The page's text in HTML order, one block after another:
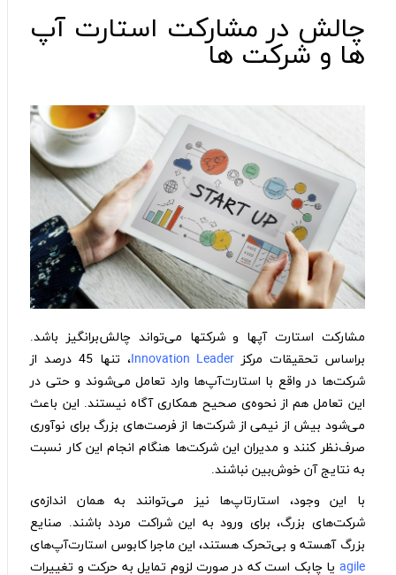
چالش در مشارکت استارت آپ
ها و شرکت ها
مشارکت استارت‌ آپها و شرکتها می‌تواند چالش‌‌برانگیز باشد.
براساس تحقیقات مرکز Innovation Leader
، تنها 45‌ درصد از
شرکت‌ها در واقع با استارت‌آپ‌ها وارد تعامل می‌شوند و حتی در
این تعامل هم از نحوه‌ی صحیح همکاری آگاه نیستند. این باعث
می‌شود بیش از نیمی از شرکت‌ها از فرصت‌های بزرگ برای نوآوری
صرف‌نظر کنند و مدیران این شرکت‌ها هنگام انجام این کار نسبت
به نتایج آن خوش‌بین نباشند.
با این وجود، استارتاپ‌ها نیز می‌توانند به همان اندازه‌ی
شرکت‌های بزرگ، برای ورود به این شراکت‌ مردد باشند. صنایع
بزرگ آهسته و بی‌تحرک هستند، این ماجرا کابوس استارت‌آپ‌های
agile یا چابک است که در صورت لزوم تمایل به حرکت و تغییرات